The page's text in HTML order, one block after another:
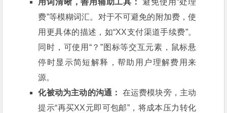
用词清晰，善用辅助工具：
避免使用“处理
费”等模糊词汇。对于不可避免的附加费，使
用更具体的描述，如“XX支付渠道手续费”。
同时，可使用“？”图标等交互元素，鼠标悬
停时显示简短解释，帮助用户理解费用来
源。
化被动为主动的沟通：
在运费模块旁，主动
提示“再买XX元即可包邮”，将成本压力转化